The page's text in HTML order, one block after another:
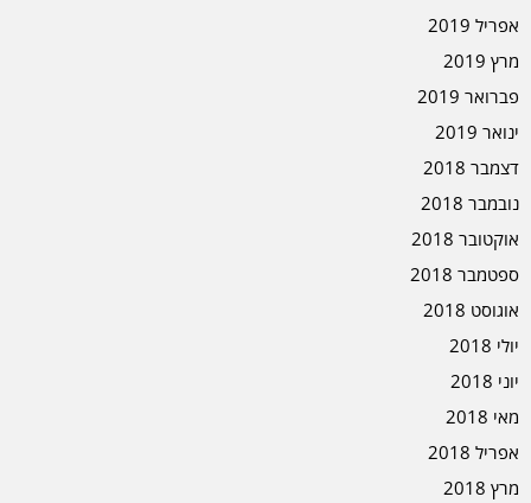
אפריל 2019
מרץ 2019
פברואר 2019
ינואר 2019
דצמבר 2018
נובמבר 2018
אוקטובר 2018
ספטמבר 2018
אוגוסט 2018
יולי 2018
יוני 2018
מאי 2018
אפריל 2018
מרץ 2018